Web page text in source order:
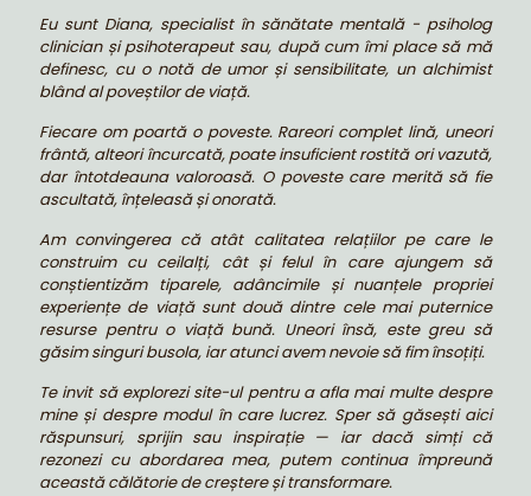
Eu sunt Diana, specialist în sănătate mentală - psiholog
clinician și psihoterapeut sau, după cum îmi place să mă
definesc, cu o notă de umor și sensibilitate, un alchimist
blând al poveștilor de viață.
Fiecare om poartă o poveste. Rareori complet lină, uneori
frântă, alteori încurcată, poate insuficient rostită ori vazută,
dar întotdeauna valoroasă. O poveste care merită să fie
ascultată, înțeleasă și onorată.
Am convingerea că atât calitatea relațiilor pe care le
construim cu ceilalți, cât și felul în care ajungem să
conștientizăm tiparele, adâncimile și nuanțele propriei
experiențe de viață sunt două dintre cele mai puternice
resurse pentru o viață bună. Uneori însă, este greu să
găsim singuri busola, iar atunci avem nevoie să fim însoțiți.
Te invit să explorezi site-ul pentru a afla mai multe despre
mine și despre modul în care lucrez. Sper să găsești aici
răspunsuri, sprijin sau inspirație — iar dacă simți că
rezonezi cu abordarea mea, putem continua împreună
această călătorie de creștere și transformare.